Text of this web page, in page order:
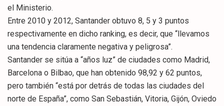
el Ministerio.
Entre 2010 y 2012, Santander obtuvo 8, 5 y 3 puntos
respectivamente en dicho ranking, es decir, que “llevamos
una tendencia claramente negativa y peligrosa”.
Santander se sitúa a “años luz” de ciudades como Madrid,
Barcelona o Bilbao, que han obtenido 98,92 y 62 puntos,
pero también “está por detrás de todas las ciudades del
norte de España”, como San Sebastián, Vitoria, Gijón, Oviedo